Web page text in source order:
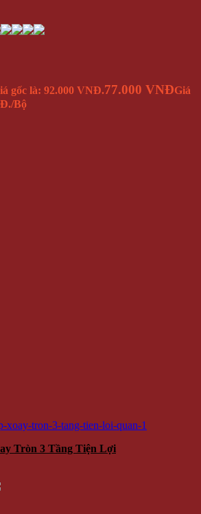
gốc là: 92.000 VNĐ.77.000 VNĐGiá
/Bộ
Tròn 3 Tầng Tiện Lợi